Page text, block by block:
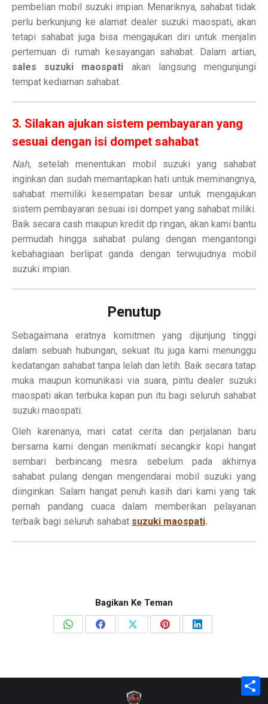
pembelian mobil suzuki impian. Menariknya, sahabat tidak
perlu berkunjung ke alamat dealer suzuki maospati, akan
tetapi sahabat juga bisa mengajukan diri untuk menjalin
pertemuan di rumah kesayangan sahabat. Dalam artian,
sales suzuki maospati akan langsung mengunjungi
tempat kediaman sahabat.
3. Silakan ajukan sistem pembayaran yang
sesuai dengan isi dompet sahabat
Nah, setelah menentukan mobil suzuki yang sahabat
inginkan dan sudah memantapkan hati untuk meminangnya,
sahabat memiliki kesempatan besar untuk mengajukan
sistem pembayaran sesuai isi dompet yang sahabat miliki.
Baik secara cash maupun kredit dp ringan, akan kami bantu
permudah hingga sahabat pulang dengan mengantongi
kebahagiaan berlipat ganda dengan terwujudnya mobil
suzuki impian.
Penutup
Sebagaimana eratnya komitmen yang dijunjung tinggi
dalam sebuah hubungan, sekuat itu juga kami menunggu
kedatangan sahabat tanpa lelah dan letih. Baik secara tatap
muka maupun komunikasi via suara, pintu dealer suzuki
maospati akan terbuka kapan pun itu bagi seluruh sahabat
suzuki maospati.
Oleh karenanya, mari catat cerita dan perjalanan baru
bersama kami dengan menikmati secangkir kopi hangat
sembari berbincang mesra sebelum pada akhirnya
sahabat pulang dengan mengendarai mobil suzuki yang
diinginkan. Salam hangat penuh kasih dari kami yang tak
pernah pandang cuaca dalam memberikan pelayanan
terbaik bagi seluruh sahabat suzuki maospati.
Bagikan Ke Teman
Share
Share
Share
Share
Share